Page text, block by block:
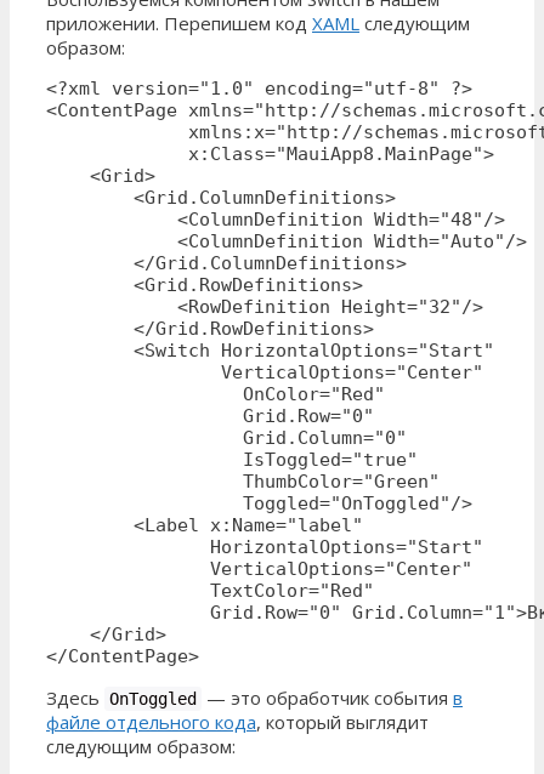
приложении. Перепишем код XAML следующим
образом:
<?xml version="1.0" encoding="utf-8" ?>
<ContentPage xmlns="http://
xmlns:x="http://
             x:Class="MauiApp8.MainPage">
    <Grid>
        <Grid.ColumnDefinitions>
            <ColumnDefinition Width="48"/>
            <ColumnDefinition Width="Auto"/>
        </Grid.ColumnDefinitions>
        <Grid.RowDefinitions>
            <RowDefinition Height="32"/>
        </Grid.RowDefinitions>
        <Switch HorizontalOptions="Start"
                VerticalOptions="Center"
                  OnColor="Red"
                  Grid.Row="0"
                  Grid.Column="0"
                  IsToggled="true"
                  ThumbColor="Green"
                  Toggled="OnToggled"/>
        <Label x:Name="label"
               HorizontalOptions="Start"
               VerticalOptions="Center"
               TextColor="Red"
Grid.Row="0"
    </Grid>
</ContentPage>
Здесь OnToggled — это обработчик события в
файле отдельного кода, который выглядит
следующим образом: